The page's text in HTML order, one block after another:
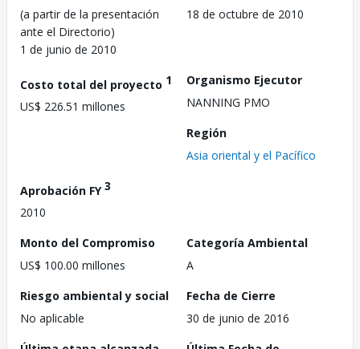
(a partir de la presentación
ante el Directorio)
1 de junio de 2010
18 de octubre de 2010
Costo total del proyecto 1
US$ 226.51 millones
Organismo Ejecutor
NANNING PMO
Región
Asia oriental y el Pacífico
Aprobación FY3
2010
Monto del Compromiso
US$ 100.00 millones
Categoría Ambiental
A
Riesgo ambiental y social
No aplicable
Fecha de Cierre
30 de junio de 2016